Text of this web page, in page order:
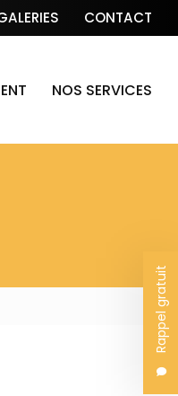
Rappel gratuit
CONTACT
NOS SERVICES